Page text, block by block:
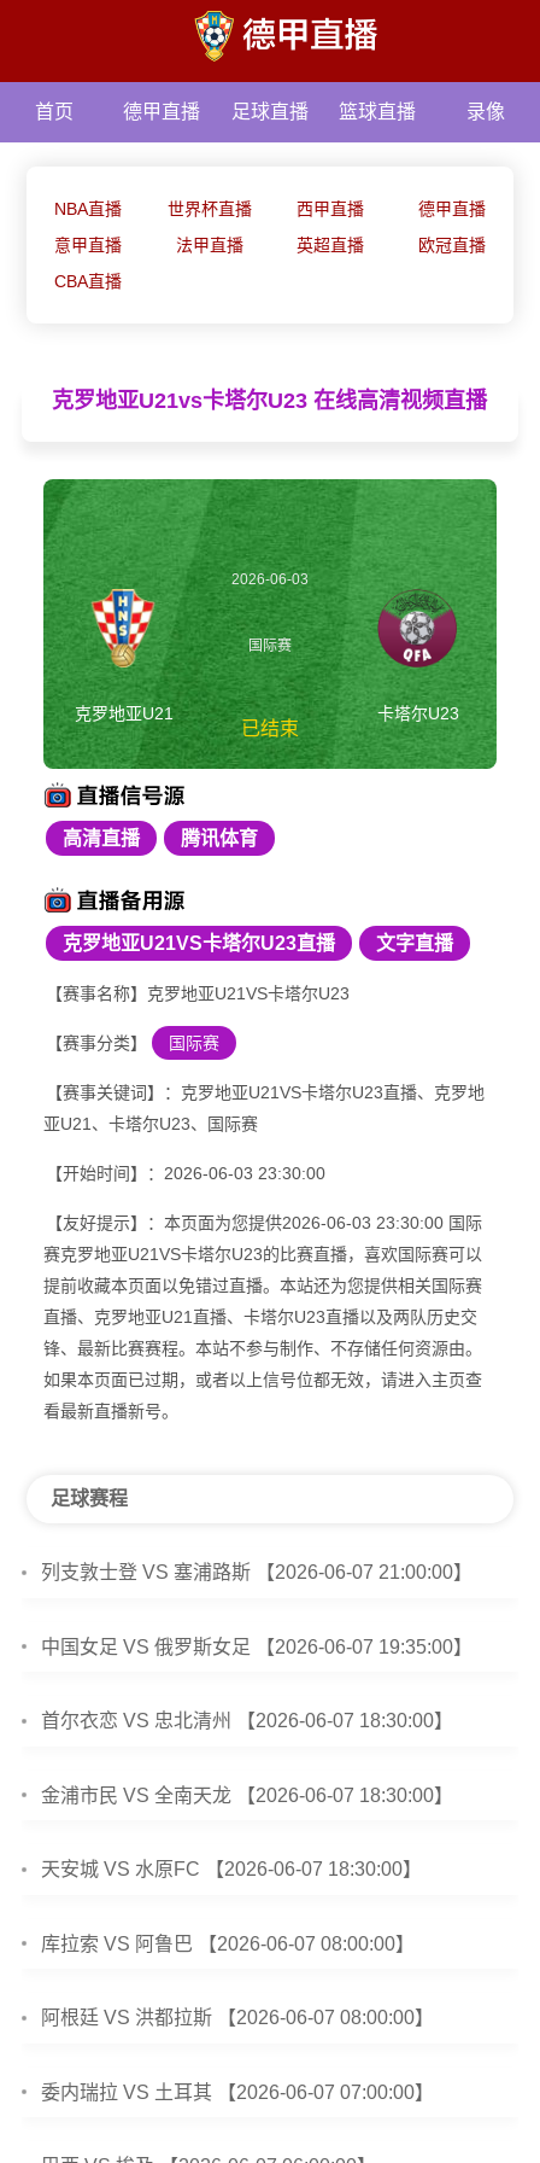
首页 德甲直播 足球直播 篮球直播 录像
NBA直播 世界杯直播 西甲直播
德甲直播
意甲直播
法甲直播 英超直播
欧冠直播
CBA直播
克罗地亚U21vs卡塔尔U23 在线高清视频直播
克罗地亚U21
2026-06-03
23:30:00
国际赛
已结束
卡塔尔U23
高清直播 腾讯体育
克罗地亚U21VS卡塔尔U23直播 文字直播
【赛事名称】克罗地亚U21VS卡塔尔U23
【赛事分类】 国际赛
【赛事关键词】：克罗地亚U21VS卡塔尔U23直播、克罗地
亚U21、卡塔尔U23、国际赛
【开始时间】：2026-06-03 23:30:00
【友好提示】：本页面为您提供2026-06-03 23:30:00 国际
赛克罗地亚U21VS卡塔尔U23的比赛直播，喜欢国际赛可以
提前收藏本页面以免错过直播。本站还为您提供相关国际赛
直播、克罗地亚U21直播、卡塔尔U23直播以及两队历史交
锋、最新比赛赛程。本站不参与制作、不存储任何资源由。
如果本页面已过期，或者以上信号位都无效，请进入主页查
看最新直播新号。
足球赛程
列支敦士登 VS 塞浦路斯 【2026-06-07 21:00:00】
中国女足 VS 俄罗斯女足 【2026-06-07 19:35:00】
首尔衣恋 VS 忠北清州 【2026-06-07 18:30:00】
金浦市民 VS 全南天龙 【2026-06-07 18:30:00】
天安城 VS 水原FC 【2026-06-07 18:30:00】
库拉索 VS 阿鲁巴 【2026-06-07 08:00:00】
阿根廷 VS 洪都拉斯 【2026-06-07 08:00:00】
委内瑞拉 VS 土耳其 【2026-06-07 07:00:00】